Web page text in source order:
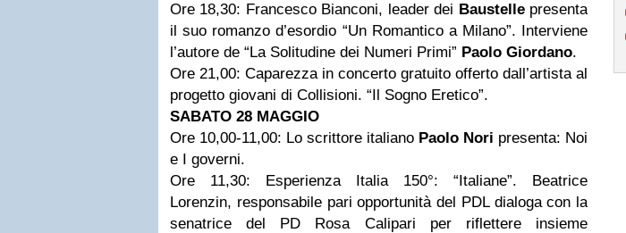
Ore 18,30: Francesco Bianconi, leader dei Baustellepresenta
il suo romanzo d’esordio “Un Romantico a Milano”. Interviene
l’autore de “La Solitudine dei Numeri Primi” Paolo Giordano.
Ore 21,00: Caparezza in concerto gratuito offerto dall’artista al
progetto giovani di Collisioni. “Il Sogno Eretico”.
SABATO 28 MAGGIO
Ore 10,00-11,00: Lo scrittore italiano Paolo Nori presenta: Noi
e I governi.
Ore 11,30: Esperienza Italia 150°: “Italiane”. Beatrice
Lorenzin, responsabile pari opportunità del PDL dialoga con la
senatrice del PD Rosa Calipari per riflettere insieme